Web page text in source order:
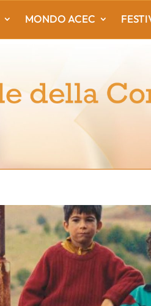
MONDO ACEC